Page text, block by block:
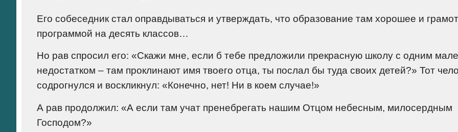
Его собеседник стал оправдываться и утверждать, что образование там хорошее и
программой на десять классов…
Но рав спросил его: «Скажи мне, если б тебе предложили прекрасную школу с одним
недостатком – там проклинают имя твоего отца, ты послал бы туда своих детей?» Тот
содрогнулся и воскликнул: «Конечно, нет! Ни в коем случае!»
А рав продолжил: «А если там учат пренебрегать нашим Отцом небесным, милосердным
Господом?»